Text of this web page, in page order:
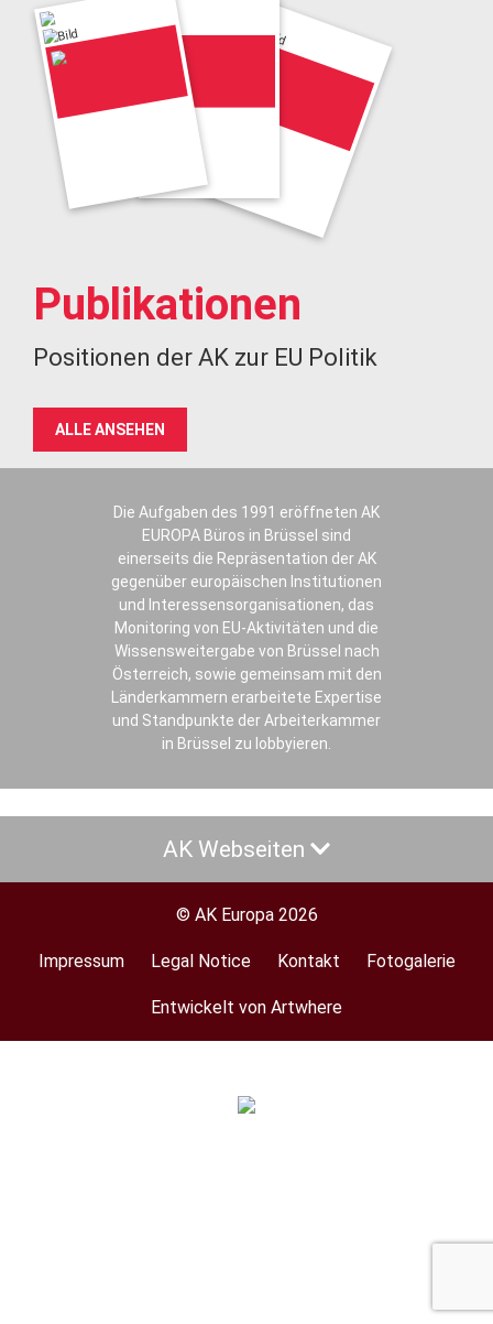
Publikationen
Positionen der AK zur EU Politik
ALLE ANSEHEN
Die Aufgaben des 1991 eröffneten AK
EUROPA Büros in Brüssel sind
einerseits die Repräsentation der AK
gegenüber europäischen Institutionen
und Interessensorganisationen, das
Monitoring von EU-Aktivitäten und die
Wissensweitergabe von Brüssel nach
Österreich, sowie gemeinsam mit den
Länderkammern erarbeitete Expertise
und Standpunkte der Arbeiterkammer
in Brüssel zu lobbyieren.
AK Webseiten
© AK Europa 2026
Footer
Impressum Legal Notice Kontakt Fotogalerie
Entwickelt von Artwhere